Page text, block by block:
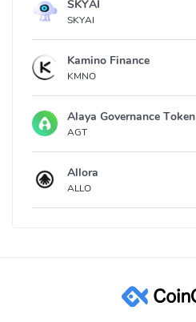
SKYAI
SKYAI
Kamino Finance
KMNO
Alaya Governance Token
AGT
Allora
ALLO